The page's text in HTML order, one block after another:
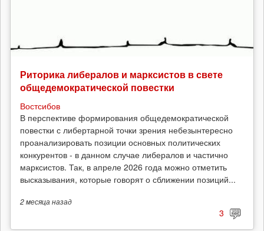
Риторика либералов и марксистов в свете
общедемократической повестки
Востсибов
В перспективе формирования общедемократической
повестки с либертарной точки зрения небезынтересно
проанализировать позиции основных политических
конкурентов - в данном случае либералов и частично
марксистов. Так, в апреле 2026 года можно отметить
высказывания, которые говорят о сближении позиций...
2 месяца назад
3